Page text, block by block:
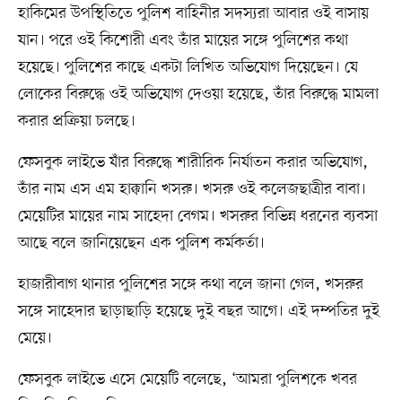
হাকিমের উপস্থিতিতে পুলিশ বাহিনীর সদস্যরা আবার ওই বাসায়
যান। পরে ওই কিশোরী এবং তাঁর মায়ের সঙ্গে পুলিশের কথা
হয়েছে। পুলিশের কাছে একটা লিখিত অভিযোগ দিয়েছেন। যে
লোকের বিরুদ্ধে ওই অভিযোগ দেওয়া হয়েছে, তাঁর বিরুদ্ধে মামলা
করার প্রক্রিয়া চলছে।
ফেসবুক লাইভে যাঁর বিরুদ্ধে শারীরিক নির্যাতন করার অভিযোগ,
তাঁর নাম এস এম হাক্কানি খসরু। খসরু ওই কলেজছাত্রীর বাবা।
মেয়েটির মায়ের নাম সাহেদা বেগম। খসরুর বিভিন্ন ধরনের ব্যবসা
আছে বলে জানিয়েছেন এক পুলিশ কর্মকর্তা।
হাজারীবাগ থানার পুলিশের সঙ্গে কথা বলে জানা গেল, খসরুর
সঙ্গে সাহেদার ছাড়াছাড়ি হয়েছে দুই বছর আগে। এই দম্পতির দুই
মেয়ে।
ফেসবুক লাইভে এসে মেয়েটি বলেছে, ‘আমরা পুলিশকে খবর